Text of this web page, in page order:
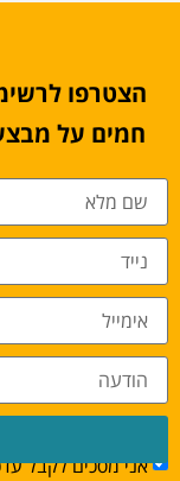
הצטרפו
חמים על
אני מסכים לקבל